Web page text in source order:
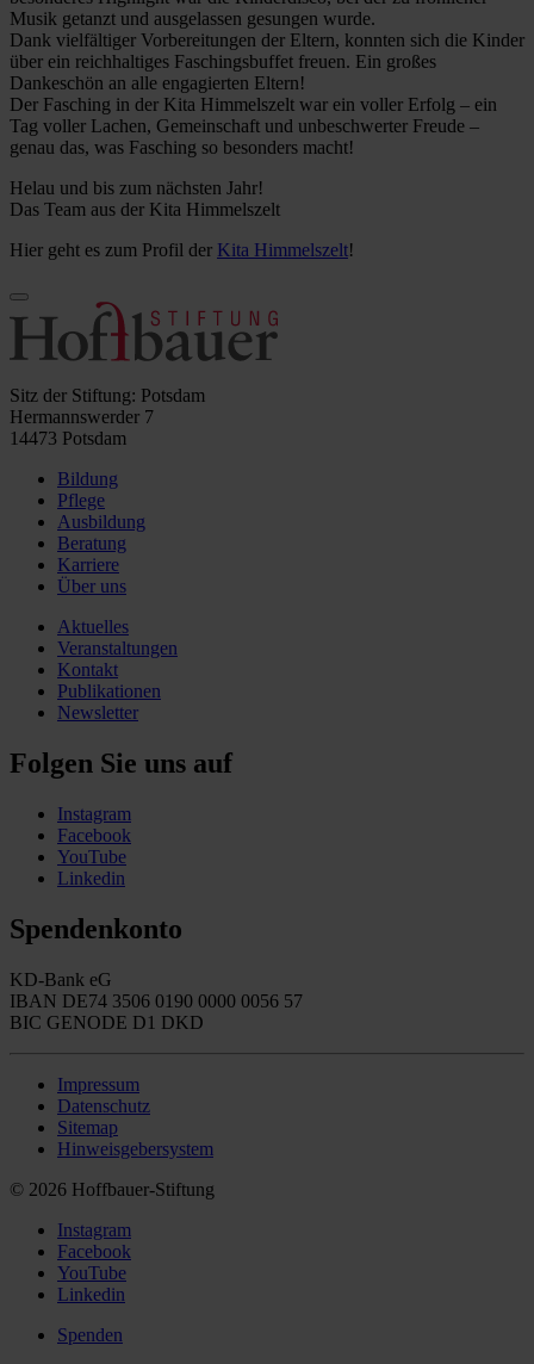
Musik getanzt und ausgelassen gesungen wurde.
Dank vielfältiger Vorbereitungen der Eltern, konnten sich die Kinder
über ein reichhaltiges Faschingsbuffet freuen. Ein großes
Dankeschön an alle engagierten Eltern!
Der Fasching in der Kita Himmelszelt war ein voller Erfolg – ein
Tag voller Lachen, Gemeinschaft und unbeschwerter Freude –
genau das, was Fasching so besonders macht!
Helau und bis zum nächsten Jahr!
Das Team aus der Kita Himmelszelt
Hier geht es zum Profil der Kita Himmelszelt!
Sitz der Stiftung: Potsdam
Hermannswerder 7
14473 Potsdam
Bildung
Pflege
Ausbildung
Beratung
Karriere
Über uns
Aktuelles
Veranstaltungen
Kontakt
Publikationen
Newsletter
Folgen Sie uns auf
Instagram
Facebook
YouTube
Linkedin
Spendenkonto
KD-Bank eG
IBAN DE74 3506 0190 0000 0056 57
BIC GENODE D1 DKD
Impressum
Datenschutz
Sitemap
Hinweisgebersystem
© 2026 Hoffbauer-Stiftung
Instagram
Facebook
YouTube
Linkedin
Spenden